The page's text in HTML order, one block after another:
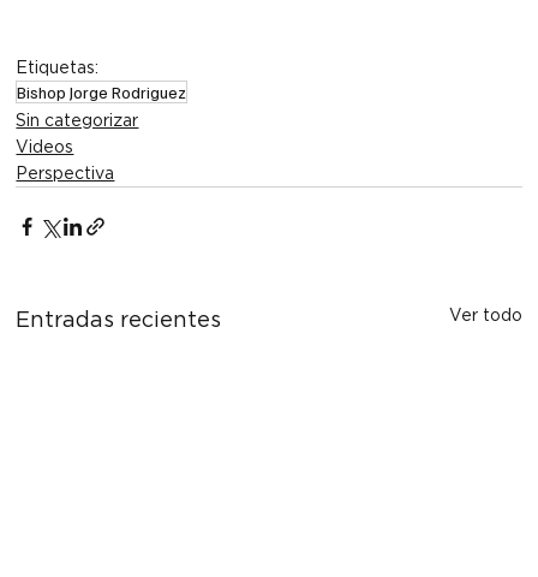
Etiquetas:
Bishop Jorge Rodriguez
Sin categorizar
Videos
Perspectiva
Entradas recientes Ver todo